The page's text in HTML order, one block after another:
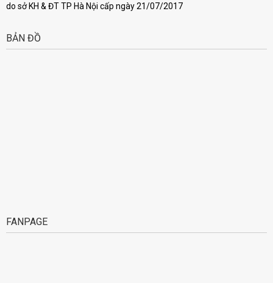
do sở KH & ĐT TP Hà Nội cấp ngày 21/07/2017
BẢN ĐỒ
FANPAGE